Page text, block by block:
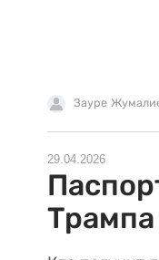
Зауре
29.04.2026